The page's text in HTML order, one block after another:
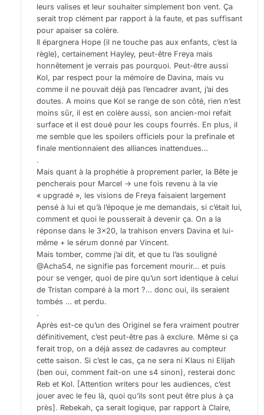
leurs valises et leur souhaiter simplement bon vent. Ça
serait trop clément par rapport à la faute, et pas suffisant
pour apaiser sa colère.
Il épargnera Hope (il ne touche pas aux enfants, c’est la
règle), certainement Hayley, peut-être Freya mais
honnêtement je verrais pas pourquoi. Peut-être aussi
Kol, par respect pour la mémoire de Davina, mais vu
comme il ne pouvait déjà pas l’encadrer avant, j’ai des
doutes. A moins que Kol se range de son côté, rien n’est
moins sûr, il est en colère aussi, son ancien-moi refait
surface et il est doué pour les coups fourrés. En plus, il
me semble que les spoilers officiels pour la prefinale et
finale mentionnaient des alliances inattendues…
.
Mais quant à la prophétie à proprement parler, la Bête je
pencherais pour Marcel -> une fois revenu à la vie
« upgradé », les visions de Freya faisaient largement
pensé à lui et qu’à l’époque je me demandais, si c’était lui,
comment et quoi le pousserait à devenir ça. On a la
réponse dans le 3×20, la trahison envers Davina et lui-
même + le sérum donné par Vincent.
Mais tomber, comme j’ai dit, et que tu l’as souligné
@Acha54, ne signifie pas forcement mourir… et puis
pour se venger, quoi de pire qu’un sort identique à celui
de Tristan comparé à la mort ?… donc oui, ils seraient
tombés … et perdu.
.
Après est-ce qu’un des Originel se fera vraiment poutrer
définitivement, c’est peut-être pas à exclure. Même si ça
ferait trop, on a déjà assez de cadavres au compteur
cette saison. Si c’est le cas, ça ne sera ni Klaus ni Elijah
(ben oui, comment fait-on une s4 sinon), resterai donc
Reb et Kol. [Attention writers pour les audiences, c’est
jouer avec le feu là, quoi qu’ils sont peut être plus à ça
près]. Rebekah, ça serait logique, par rapport à Claire,